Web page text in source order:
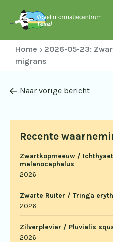
Home
2026-05-23:
migrans
Recente
Zwartkopmeeuw /
melanocephalus
2026
Zwarte Ruiter / Tringa
2026
Zilverplevier / Pluvialis
2026
Naar vorige bericht